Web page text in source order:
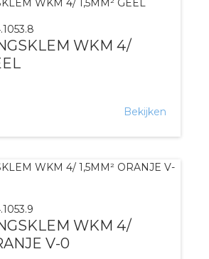
WKM 4/
Bekijken
WKM 4/
V-0